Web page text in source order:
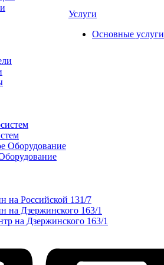
Услуги
Основные услуги
на Российской 131/7
на Дзержинского 163/1
на Дзержинского 163/1